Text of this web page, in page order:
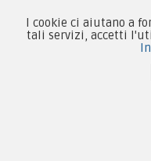
I cookie ci aiutano a
tali servizi, accetti